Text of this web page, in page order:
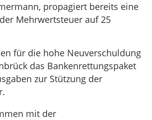
propagiert bereits eine
Mehrwertsteuer auf 25
für die hohe Neuverschuldung
das Bankenrettungspaket
zur Stützung der
mit der